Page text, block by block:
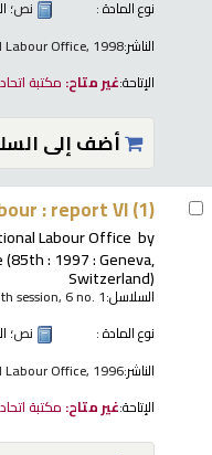
نوع المادة :
نص؛
الناشر:Labour Office, 1998
الإتاحة:غير متاح: مكتبة
أضف إلى
: report VI (1)
by
Labour Office
(85th : 1997 : Geneva,
Switzerland)
السلاسل:session, 6 no. 1
نوع المادة :
نص؛
الناشر:Labour Office, 1996
الإتاحة:غير متاح: مكتبة